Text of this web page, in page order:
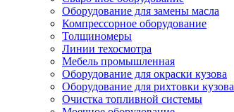
Оборудование для замены масла
Компрессорное оборудование
Толщиномеры
Линии техосмотра
Мебель промышленная
Оборудование для окраски кузова
Оборудование для рихтовки кузова
Очистка топливной системы